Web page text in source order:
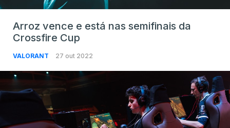
Arroz vence e está nas semifinais da
Crossfire Cup
VALORANT 27 out 2022